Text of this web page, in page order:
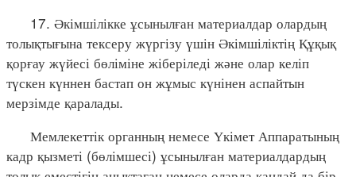
17. Әкімшілікке ұсынылған материалдар олардың
толықтығына тексеру жүргізу үшін Әкімшіліктің Құқық
қорғау жүйесі бөліміне жіберіледі және олар келіп
түскен күннен бастап он жұмыс күнінен аспайтын
мерзімде қаралады.
Мемлекеттік органның немесе Үкімет Аппаратының
кадр қызметі (бөлімшесі) ұсынылған материалдардың